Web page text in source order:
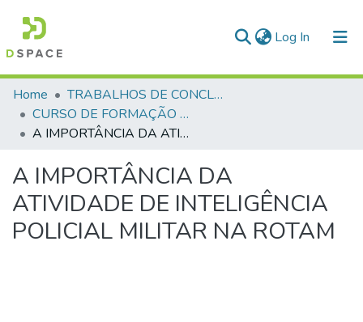
Log In (current)
Communities & Collections
All of DSpace
Home
TRABALHOS DE CONCLUSÃO DE CURSO - CFP (CURSO DE FORMAÇÃO DE PRAÇAS)
CURSO DE FORMAÇÃO DE PRAÇAS - CFP - 2024
A IMPORTÂNCIA DA ATIVIDADE DE INTELIGÊNCIA POLICIAL MILITAR NA ROTAM
A IMPORTÂNCIA DA
ATIVIDADE DE INTELIGÊNCIA
POLICIAL MILITAR NA ROTAM